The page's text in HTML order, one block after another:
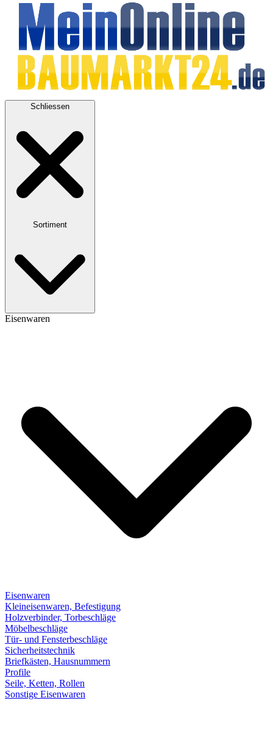
Schliessen
Sortiment
Eisenwaren
Eisenwaren
Kleineisenwaren, Befestigung
Holzverbinder, Torbeschläge
Möbelbeschläge
Tür- und Fensterbeschläge
Sicherheitstechnik
Briefkästen, Hausnummern
Profile
Seile, Ketten, Rollen
Sonstige Eisenwaren